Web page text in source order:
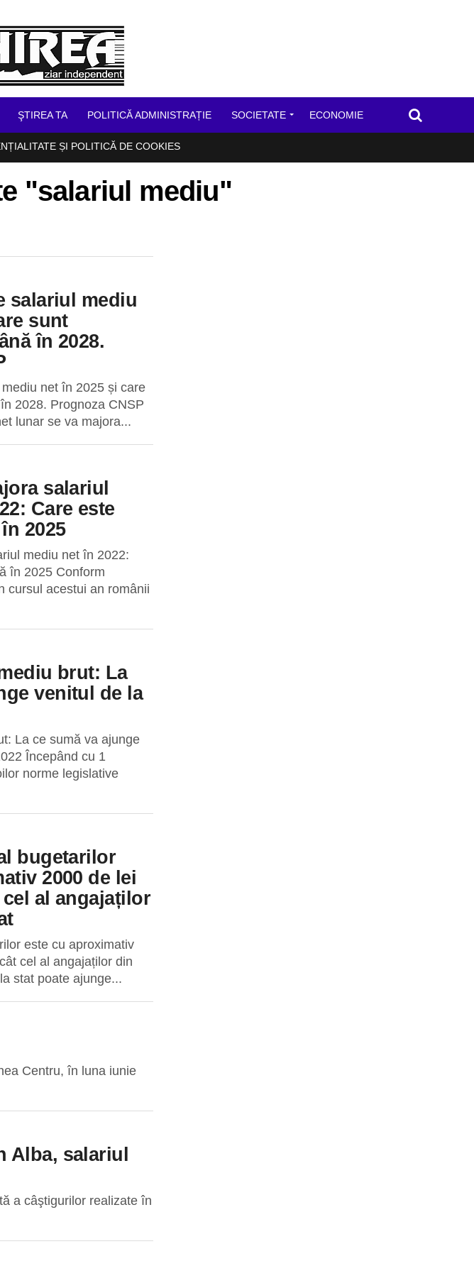
ŞTIREA TA POLITICĂ ADMINISTRAȚIE SOCIETATE ECONOMIE
ȘI POLITICĂ DE COOKIES
"salariul mediu"
salariul mediu
sunt
în 2028.
net în 2025 și care
2028. Prognoza CNSP
lunar se va majora...
salariul
Care este
2025
mediu net în 2022:
în 2025 Conform
cursul acestui an românii
brut: La
venitul de la
La ce sumă va ajunge
Începând cu 1
norme legislative
bugetarilor
2000 de lei
al angajaților
este cu aproximativ
cel al angajaților din
stat poate ajunge...
Centru, în luna iunie
Alba, salariul
a câştigurilor realizate în